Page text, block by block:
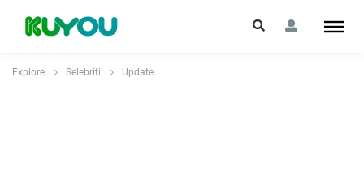
Explore Selebriti Update